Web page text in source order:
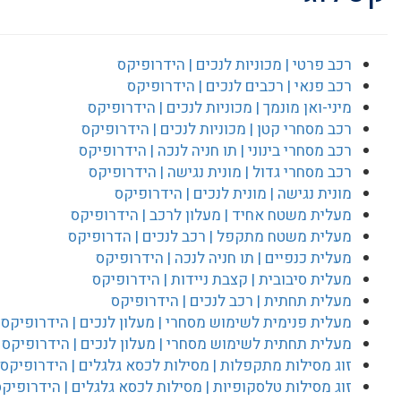
רכב פרטי | מכוניות לנכים | הידרופיקס
רכב פנאי | רכבים לנכים | הידרופיקס
מיני-ואן מונמך | מכוניות לנכים | הידרופיקס
רכב מסחרי קטן | מכוניות לנכים | הידרופיקס
רכב מסחרי בינוני | תו חניה לנכה | הידרופיקס
רכב מסחרי גדול | מונית נגישה | הידרופיקס
מונית נגישה | מונית לנכים | הידרופיקס
מעלית משטח אחיד | מעלון לרכב | הידרופיקס
מעלית משטח מתקפל | רכב לנכים | הדרופיקס
מעלית כנפיים | תו חניה לנכה | הידרופיקס
מעלית סיבובית | קצבת ניידות | הידרופיקס
מעלית תחתית | רכב לנכים | הידרופיקס
מעלית פנימית לשימוש מסחרי | מעלון לנכים | הידרופיקס
מעלית תחתית לשימוש מסחרי | מעלון לנכים | הידרופיקס
זוג מסילות מתקפלות | מסילות לכסא גלגלים | הידרופיקס
זוג מסילות טלסקופיות | מסילות לכסא גלגלים |